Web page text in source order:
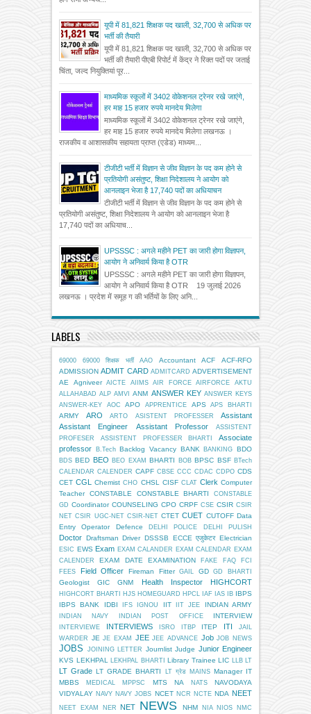
यूपी में 81,821 शिक्षक पद खाली, 32,700 से अधिक पर
भर्ती की तैयारी
यूपी में 81,821 शिक्षक पद खाली, 32,700 से अधिक पर
भर्ती की तैयारी पीएबी रिपोर्ट में केंद्र ने रिक्त पदों पर जताई
चिंता, जल्द नियुक्तियां पूर...
माध्यमिक स्कूलों में 3402 वोकेशनल ट्रेनर रखे जाएंगे,
हर माह 15 हजार रुपये मानदेय मिलेगा
माध्यमिक स्कूलों में 3402 वोकेशनल ट्रेनर रखे जाएंगे,
हर माह 15 हजार रुपये मानदेय मिलेगा लखनऊ ।
राजकीय व आशासकीय सहायता प्राप्त (एडेड) माध्यम...
टीजीटी भर्ती में विज्ञान से जीव विज्ञान के पद कम होने से
प्रतियोगी असंतुष्ट, शिक्षा निदेशालय ने आयोग को
आनलाइन भेजा है 17,740 पदों का अधियाचन
टीजीटी भर्ती में विज्ञान से जीव विज्ञान के पद कम होने से
प्रतियोगी असंतुष्ट, शिक्षा निदेशालय ने आयोग को आनलाइन भेजा है
17,740 पदों का अधियाच...
UPSSSC : अगले महीने PET का जारी होगा विज्ञापन,
आयोग ने अनिवार्य किया है OTR
UPSSSC : अगले महीने PET का जारी होगा विज्ञापन,
आयोग ने अनिवार्य किया है OTR 19 जुलाई 2026
लखनऊ । प्रदेश में समूह ग की भर्तियों के लिए अनि...
LABELS
69000 69000 शिक्षक भर्ती AAO Accountant ACF
ACF-RFO
ADMISSION ADMIT CARD ADMITCARD ADVERTISEMENT
AE
Agniveer AICTE AIIMS AIR FORCE AIRFORCE
AKTU
ALLAHABAD ALP AMVI ANM ANSWER KEY ANSWER KEYS
ANSWER-KEY
AOC APO APPRENTICE APS APS BHARTI
ARMY ARO ARTO ASISTENT PROFESSER
Assistant
Assistant Engineer
Assistant Professor
ASSISTENT
PROFESER
ASSISTENT PROFESSER BHARTI
Associate
professor
B.Tech Backlog Vacancy BANK BANKING BDO
BDS BED BEO BEO EXAM BHARTI BOB BPSC BSF BTech
CALENDAR CALENDER CAPF CBSE CCC CDAC CDPO CDS
CET CGL Chemist CHO CHSL CISF CLAT Clerk Computer
Teacher
CONSTABLE CONSTABLE BHARTI
CONSTABLE
GD Coordinator COUNSELING CPO CRPF CSE CSIR CSIR
NET CSIR UGC-NET CSIR-NET CTET CUET CUTOFF Data
Entry Operator
Defence DELHI POLICE DELHI PULISH
Doctor Draftsman Driver DSSSB ECCE एजुकेटर Electrician
ESIC EWS Exam EXAM CALANDER EXAM CALENDAR EXAM
CALENDER
EXAM DATE EXAMINATION FAKE FAQ
FCI
FEES
Field Officer Fireman Fitter GAIL GD GD BHARTI
Geologist GIC GNM Health Inspector HIGHCORT
HIGHCORT BHARTI HJS HOMEGUARD HPCL IAF IAS IB
IBPS
IBPS BANK
IDBI IFS IGNOU IIT IIT JEE INDIAN ARMY
INDIAN NAVY INDIAN POST OFFICE INTERVIEW
INTERVIEWE INTERVIEWS ISRO ITBP ITEP ITI
JAIL
WARDER JE JE EXAM JEE JEE ADVANCE Job JOB NEWS
JOBS JOINING LETTER Journlist Judge Junior Engineer
KVS LEKHPAL LEKHPAL BHARTI Library Trainee LIC LLB LT
LT Grade LT GRADE BHARTI LT ग्रेड MAINS
Manager IT
MBBS
MEDICAL MPPSC MTS NA NATS
NAVODAYA
VIDYALAY NAVY NAVY JOBS NCET NCR NCTE NDA NEET
NEET EXAM NER NET NEWS NHM NIA NIOS
NMC